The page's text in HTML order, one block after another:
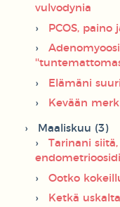
vulvodynia
PCOS, paino
Elämäni
Kevään
Maaliskuu (3)
Tarinani
Ootko
Ketkä